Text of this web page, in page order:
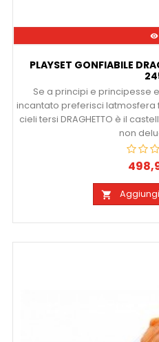

PLAYSET GONFIABILE
Se a principi e principesse
incantato preferisci
cieli tersi DRAGHETTO è il
non
Prezzo
